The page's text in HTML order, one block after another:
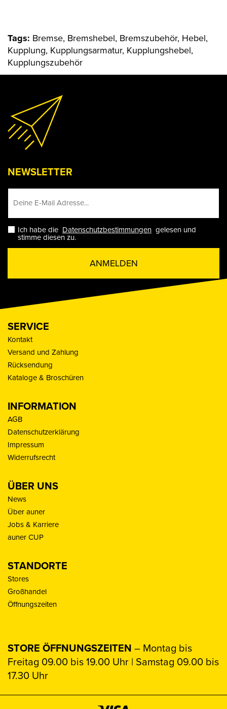
Tags: Bremse, Bremshebel, Bremszubehör, Hebel,
Kupplung, Kupplungsarmatur, Kupplungshebel,
Kupplungszubehör
NEWSLETTER
Ich habe die Datenschutzbestimmungen gelesen und
stimme diesen zu.
ANMELDEN
SERVICE
Kontakt
Versand und Zahlung
Rücksendung
Kataloge & Broschüren
INFORMATION
AGB
Datenschutzerklärung
Impressum
Widerrufsrecht
ÜBER UNS
News
Über auner
Jobs & Karriere
auner CUP
STANDORTE
Stores
Großhandel
Öffnungszeiten
STORE ÖFFNUNGSZEITEN – Montag bis
Freitag 09.00 bis 19.00 Uhr | Samstag 09.00 bis
17.30 Uhr